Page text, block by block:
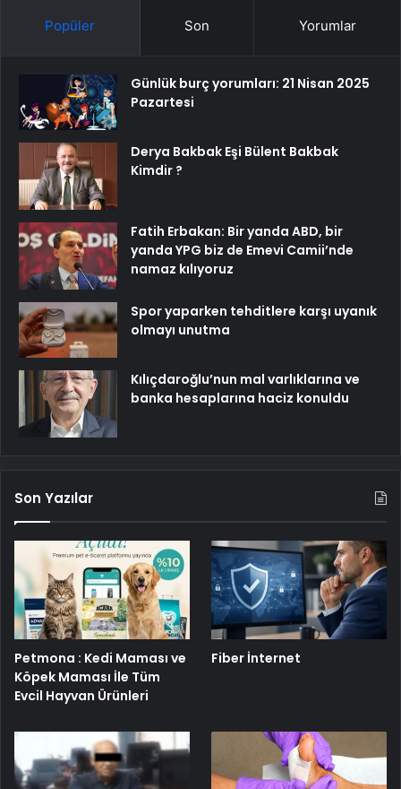
Popüler Son Yorumlar
Günlük burç yorumları: 21 Nisan 2025
Pazartesi
Derya Bakbak Eşi Bülent Bakbak
Kimdir ?
Fatih Erbakan: Bir yanda ABD, bir
yanda YPG biz de Emevi Camii’nde
namaz kılıyoruz
Spor yaparken tehditlere karşı uyanık
olmayı unutma
Kılıçdaroğlu’nun mal varlıklarına ve
banka hesaplarına haciz konuldu
Son Yazılar
Petmona : Kedi Maması ve
Köpek Maması İle Tüm
Evcil Hayvan Ürünleri
Fiber İnternet